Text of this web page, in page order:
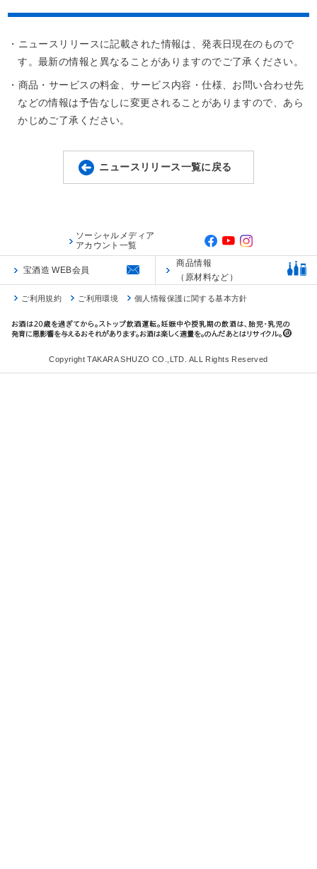
・ニュースリリースに記載された情報は、発表日現在のもので
す。最新の情報と異なることがありますのでご了承ください。
・商品・サービスの料金、サービス内容・仕様、お問い合わせ先
などの情報は予告なしに変更されることがありますので、あら
かじめご了承ください。
ニュースリリース一覧に戻る
ソーシャルメディア
アカウント一覧
宝酒造 WEB会員
商品情報
（原材料など）
ご利用規約 ご利用環境 個人情報保護に関する基本方針
Copyright TAKARA SHUZO CO.,LTD. ALL Rights Reserved